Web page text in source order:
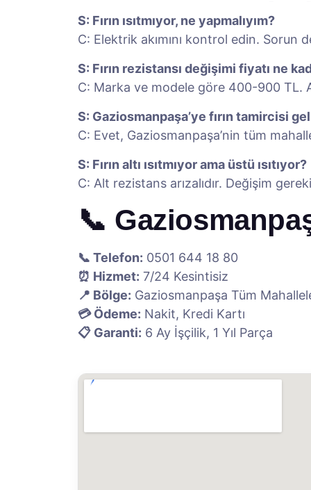
S: Fırın ısıtmıyor, ne yapmalıyım?
C: Elektrik akımını kontrol edin. Sorun
S: Fırın rezistansı değişimi fiyatı ne
C: Marka ve modele göre 400-900 TL.
S: Gaziosmanpaşa’ye fırın tamircisi
C: Evet, Gaziosmanpaşa’nin tüm
S: Fırın altı ısıtmıyor ama üstü ısıtıyor?
C: Alt rezistans arızalıdır. Değişim
📞
📞 Telefon: 0501 644 18 80
⏰ Hizmet: 7/24 Kesintisiz
📍 Bölge: Gaziosmanpaşa Tüm
💳 Ödeme: Nakit, Kredi Kartı
📋 Garanti: 6 Ay İşçilik, 1 Yıl Parça